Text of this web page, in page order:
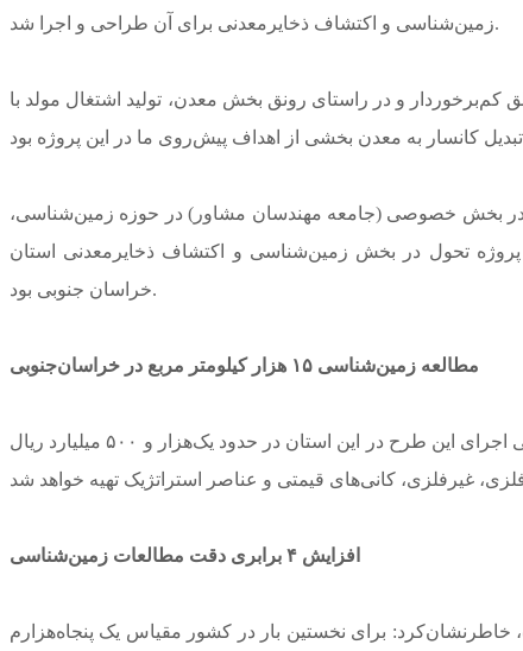
زمین‌شناسی و اکتشاف ذخایرمعدنی برای آن طراحی و اجرا شد.
و در راستای رونق بخش معدن، تولید اشتغال مولد با
در بخش خصوصی (جامعه مهندسان مشاور) در حوزه زمین‌شناسی،
تحول در بخش زمین‌شناسی و اکتشاف ذخایرمعدنی استان
خراسان جنوبی بود.
مطالعه زمین‌شناسی ۱۵ هزار کیلومتر مربع در خراسان‌جنوبی
وی با بیان این‌که این پروژه در مساحتی نزدیک به ۱۵ هزار کیلومتر مربع در خراسان‌جنوبی اجرا شده، افزود: میزان سرمایه‌گذاری و منابع مالی اجرای این طرح در این استان در حدود یک‌هزار و ۵۰۰ میلیارد ریال
افزایش ۴ برابری دقت مطالعات زمین‌شناسی
خاطرنشان‌کرد: برای نخستین بار در کشور مقیاس یک پنجاه‌هزارم